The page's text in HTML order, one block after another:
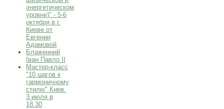
энергетическом
уровне)" - 5-6
октября в г.
Киеве от
Евгении
Адамовой
Блаженний
Іван Павло ІІ
Мастер-класс
"10 шагов к
гармоничному
стилю" Киев.
3 июля в
18.30